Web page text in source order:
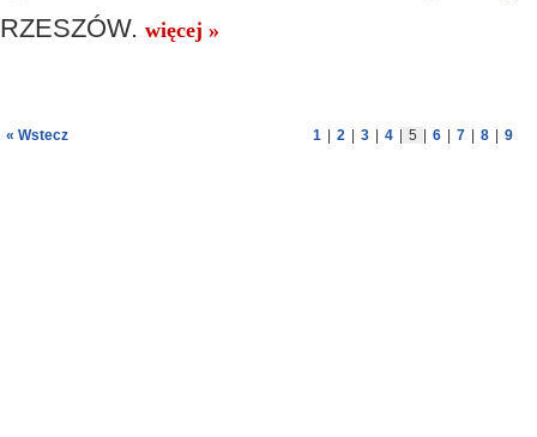
RZESZÓW. więcej »
« Wstecz 1 2 3 4 5 6 7 8 9